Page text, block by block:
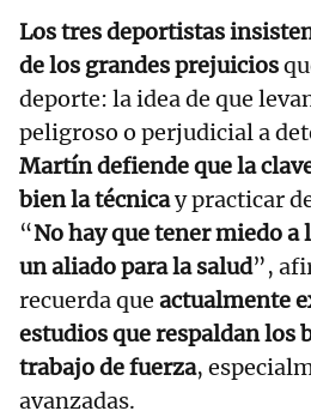
Los tres deportistas
de los grandes prejuicios
deporte: la idea de que
peligroso o perjudicial a
Martín defiende que la
bien la técnicay practicar
“No hay que tener miedo a
un aliado para la salud”,
recuerda que actualmente
estudios que respaldan los
trabajo de fuerza,
avanzadas.